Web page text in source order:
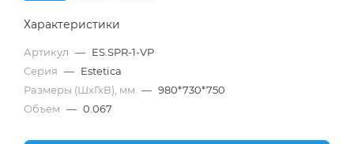
Характеристики
Артикул — ES.SPR-1-VP
Серия — Estetica
Размеры (ШхГхВ), мм — 980*730*750
Объем — 0.067